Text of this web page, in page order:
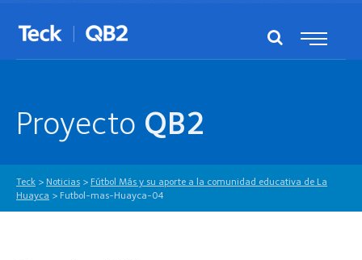
Proyecto QB2
Teck > Noticias > Fútbol Más y su aporte a la comunidad educativa de La
Huayca > Futbol-mas-Huayca-04